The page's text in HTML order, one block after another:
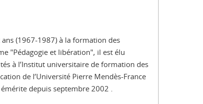
ans (1967-1987) à la formation des
"Pédagogie et libération", il est élu
à l’Institut universitaire de formation des
de l’Université Pierre Mendès-France
depuis septembre 2002 .